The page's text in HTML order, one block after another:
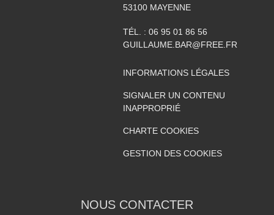
53100 MAYENNE
TÉL. : 06 95 01 86 56
GUILLAUME.BAR@FREE.FR
INFORMATIONS LÉGALES
SIGNALER UN CONTENU
INAPPROPRIÉ
CHARTE COOKIES
GESTION DES COOKIES
NOUS CONTACTER